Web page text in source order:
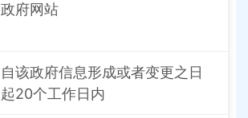
政府网站
自该政府信息形成或者变更之日
起20个工作日内